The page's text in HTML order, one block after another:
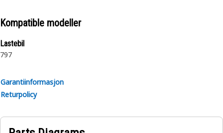
Kompatible modeller
Lastebil
797
Garantiinformasjon
Returpolicy